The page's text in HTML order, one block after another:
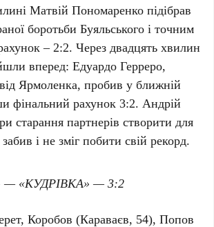
Матвій Пономаренко підібрав
боротьбиБуяльського і точним
–2:2. Через двадцять хвилин
вперед:Едуардо Герреро,
Ярмоленка, пробив у ближній
фінальний рахунок3:2.Андрій
старання партнерів створити для
і не зміг побити свій рекорд.
«КУДРІВКА» — 3:2
Коробов (Караваєв, 54), Попов